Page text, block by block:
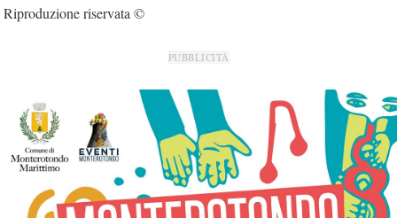
Riproduzione riservata ©
PUBBLICITÀ